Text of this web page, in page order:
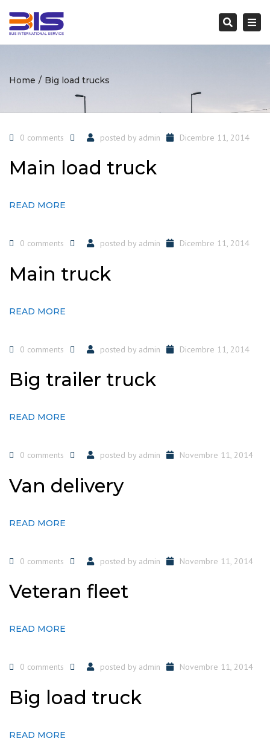
Home Big load trucks
0 comments posted by admin Dicembre 11, 2014
Main load truck
READ MORE
0 comments posted by admin Dicembre 11, 2014
Main truck
READ MORE
0 comments posted by admin Dicembre 11, 2014
Big trailer truck
READ MORE
0 comments posted by admin Novembre 11, 2014
Van delivery
READ MORE
0 comments posted by admin Novembre 11, 2014
Veteran fleet
READ MORE
0 comments posted by admin Novembre 11, 2014
Big load truck
READ MORE